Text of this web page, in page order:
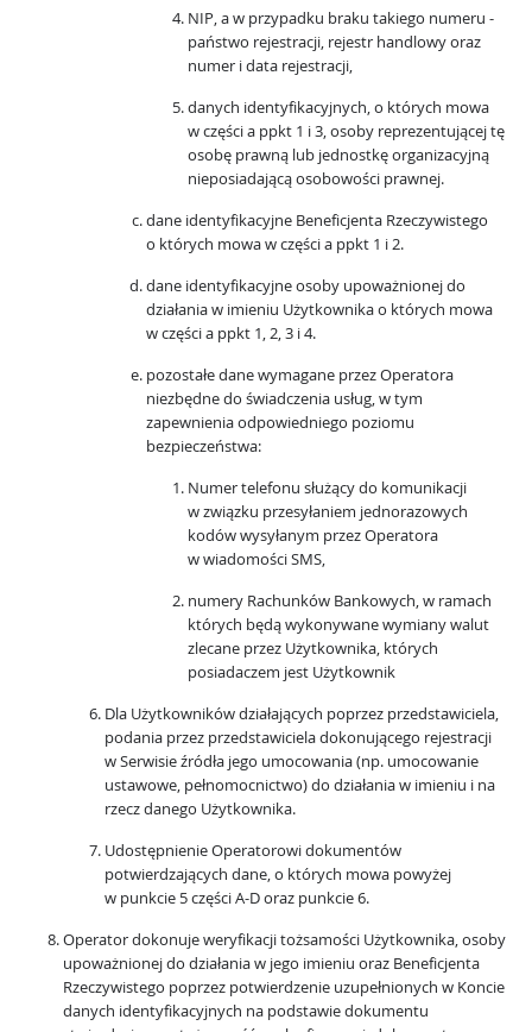
NIP, a w przypadku braku takiego numeru -
państwo rejestracji, rejestr handlowy oraz
numer i data rejestracji,
danych identyfikacyjnych, o których mowa
w części a ppkt 1 i 3, osoby reprezentującej tę
osobę prawną lub jednostkę organizacyjną
nieposiadającą osobowości prawnej.
dane identyfikacyjne Beneficjenta Rzeczywistego
o których mowa w części a ppkt 1 i 2.
dane identyfikacyjne osoby upoważnionej do
działania w imieniu Użytkownika o których mowa
w części a ppkt 1, 2, 3 i 4.
pozostałe dane wymagane przez Operatora
niezbędne do świadczenia usług, w tym
zapewnienia odpowiedniego poziomu
bezpieczeństwa:
Numer telefonu służący do komunikacji
w związku przesyłaniem jednorazowych
kodów wysyłanym przez Operatora
w wiadomości SMS,
numery Rachunków Bankowych, w ramach
których będą wykonywane wymiany walut
zlecane przez Użytkownika, których
posiadaczem jest Użytkownik
Dla Użytkowników działających poprzez przedstawiciela,
podania przez przedstawiciela dokonującego rejestracji
w Serwisie źródła jego umocowania (np. umocowanie
ustawowe, pełnomocnictwo) do działania w imieniu i na
rzecz danego Użytkownika.
Udostępnienie Operatorowi dokumentów
potwierdzających dane, o których mowa powyżej
w punkcie 5 części A-D oraz punkcie 6.
Operator dokonuje weryfikacji tożsamości Użytkownika, osoby
upoważnionej do działania w jego imieniu oraz Beneficjenta
Rzeczywistego poprzez potwierdzenie uzupełnionych w Koncie
danych identyfikacyjnych na podstawie dokumentu